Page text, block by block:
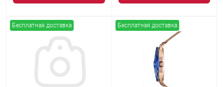
Бесплатная доставка Бесплатная доставка